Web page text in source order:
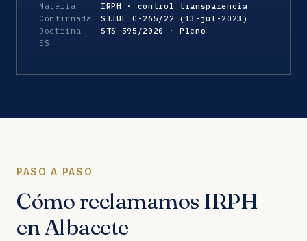
Materia
IRPH · control transparencia
Confirmada
STJUE C-265/22 (13-jul-2023)
Doctrina
ES
STS 595/2020 · Pleno
PASO A PASO
Cómo reclamamos IRPH
en Albacete